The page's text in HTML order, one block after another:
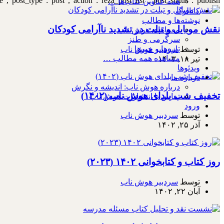
کاتالوگ
نوشته‌ها و مطالب
معماهای هوش ناب
سرگرمی و طنز
تازه‌ها و خبرها
مشاهده همه مطالب …
ویدئوها
درباره ما
درباره هوش ناب: اندیشه و نگرش
تماس با انتشارات هوش ناب
ورود
نقش موبایل و تبلت در تشدید ناآرامی کودکان
توسطسردبیر هوش ناب
تیر ۱۸, ۱۴۰۳
تخفیف شب یلدای هوش ناب (۱۴۰۲)
توسط سردبیر هوش ناب
آذر ۲۵, ۱۴۰۲
روز کتاب و کتابخوانی ۱۴۰۲ (۲۰۲۳)
توسط سردبیر هوش ناب
آبان ۲۲, ۱۴۰۲